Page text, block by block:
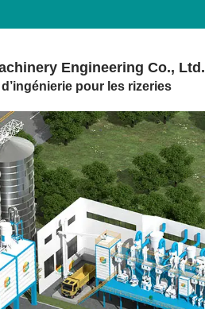
Engineering Co., Ltd.
pour les rizeries